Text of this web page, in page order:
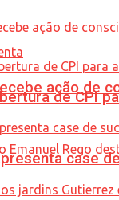
ação de
de CPI
case